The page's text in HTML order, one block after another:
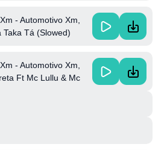
- Automotivo Xm,
Taka Tá (Slowed)
- Automotivo Xm,
Ft Mc Lullu & Mc